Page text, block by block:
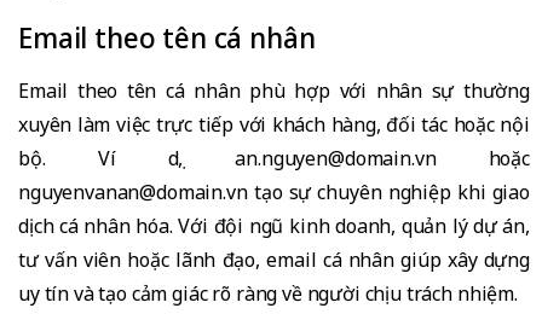
Email theo tên cá nhân
Email theo tên cá nhân phù hợp với nhân sự thường
xuyên làm việc trực tiếp với khách hàng, đối tác hoặc nội
bộ. Ví dụ, an.nguyen@domain.vn hoặc
nguyenvanan@domain.vn tạo sự chuyên nghiệp khi giao
dịch cá nhân hóa. Với đội ngũ kinh doanh, quản lý dự án,
tư vấn viên hoặc lãnh đạo, email cá nhân giúp xây dựng
uy tín và tạo cảm giác rõ ràng về người chịu trách nhiệm.